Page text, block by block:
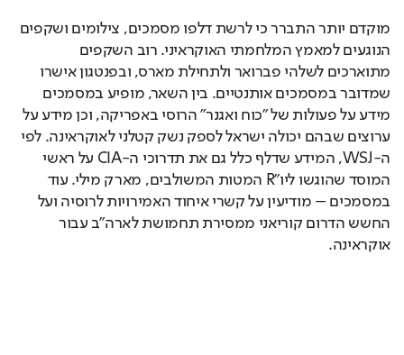
מוקדם יותר התברר כי לרשת דלפו מסמכים, צילומים ושקפים
הנוגעים למאמץ המלחמתי האוקראיני. רוב השקפים
מתוארכים לשלהי פברואר ולתחילת מארס, ובפנטגון אישרו
שמדובר במסמכים אותנטיים. בין השאר, מופיע במסמכים
מידע על פעולות של "כוח ואגנר" הרוסי באפריקה, וכן מידע על
ערוצים שבהם יכולה ישראל לספק נשק קטלני לאוקראינה. לפי
ה-WSJ, המידע שדלף כלל גם את תדרוכי ה-CIA על ראשי
המוסד שהוגשו ליו"R המטות המשולבים, מארק מילי. עוד
במסמכים – מודיעין על קשרי איחוד האמירויות לרוסיה ועל
החשש הדרום קוריאני ממסירת תחמושת לארה"ב עבור
אוקראינה.